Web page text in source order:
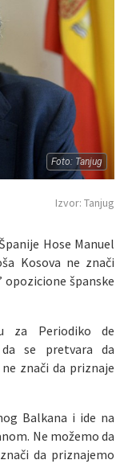
Foto: Tanjug
Izvor: Tanjug
Hose Manuel
Kosova ne znači
opozicione španske
za Periodiko de
se pretvara da
znači da priznaje
Balkana i ide na
Ne možemo da
da priznajemo